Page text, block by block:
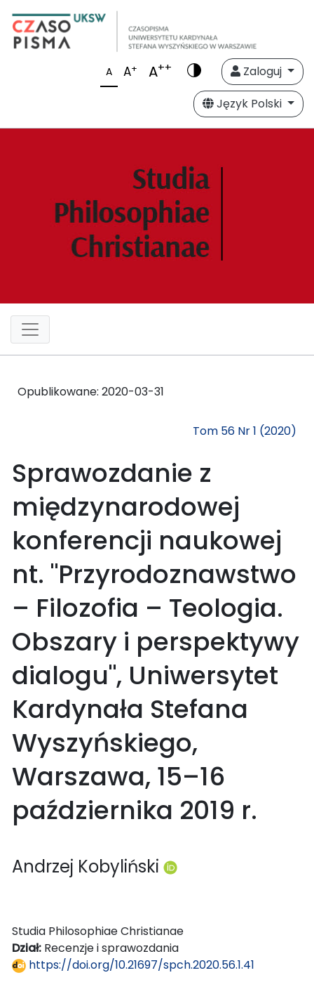
A A+ A++
Zaloguj
Język Polski
Opublikowane: 2020-03-31
Tom 56 Nr 1 (2020)
Sprawozdanie z
międzynarodowej
konferencji naukowej
nt. "Przyrodoznawstwo
– Filozofia – Teologia.
Obszary i perspektywy
dialogu", Uniwersytet
Kardynała Stefana
Wyszyńskiego,
Warszawa, 15–16
października 2019 r.
Andrzej Kobyliński
Studia Philosophiae Christianae
Dział: Recenzje i sprawozdania
https://doi.org/10.21697/spch.2020.56.1.41